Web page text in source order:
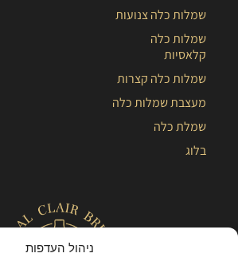
ניהול העדפות
שמלות כלה צנועות
שמלות כלה
קלאסיות
שמלות כלה קצרות
מעצבת שמלות כלה
שמלת כלה
בלוג